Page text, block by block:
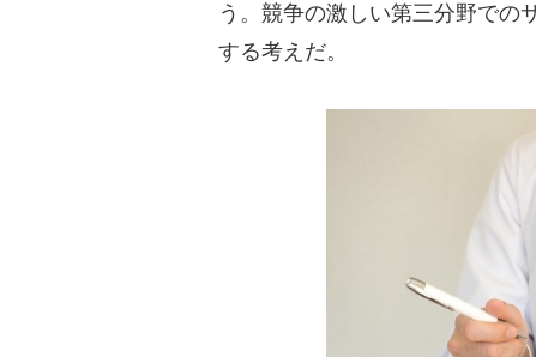
う。競争の激しい第三分野での
する考えだ。